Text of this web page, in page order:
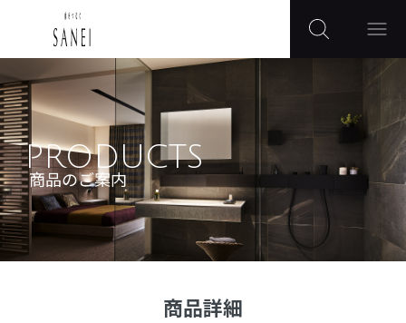
PRODUCTS
商品のご案内
商品詳細